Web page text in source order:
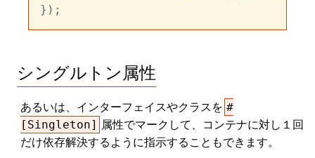
シングルトン属性
あるいは、インターフェイスやクラスを #
[Singleton] 属性でマークして、コンテナに対し１回
だけ依存解決するように指示することもできます。